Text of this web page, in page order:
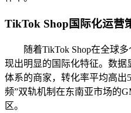
TikTok Shop国际化运营
随着TikTok Shop在全球
现出明显的国际化特征。数
体系的商家，转化率平均高出
频”双轨机制在东南亚市场的
区。